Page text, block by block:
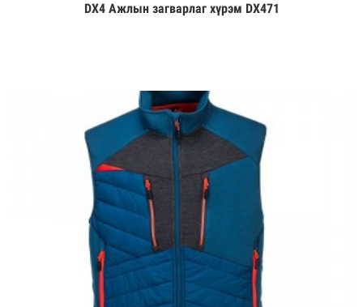
Үзэх
DX4 Ажлын загварлаг хүрэм DX471